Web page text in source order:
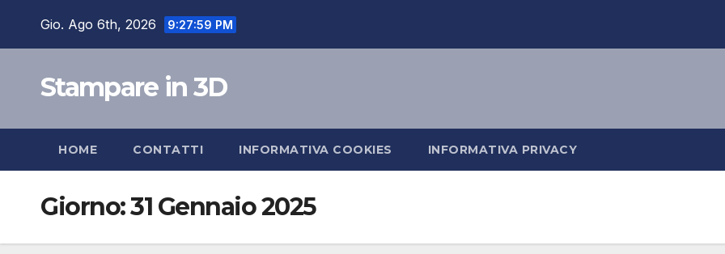
Gio. Ago 6th, 2026 9:28:00 PM
Stampare in 3D
HOME CONTATTI INFORMATIVA COOKIES INFORMATIVA PRIVACY
Giorno:31 Gennaio 2025